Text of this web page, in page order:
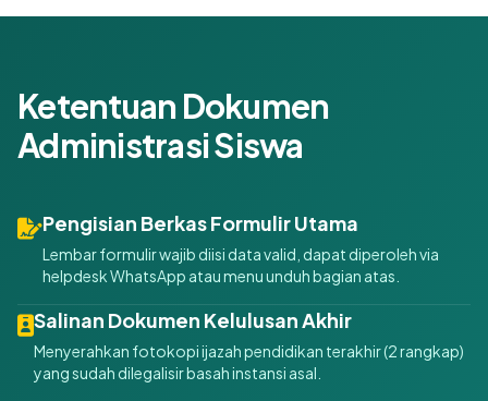
Ketentuan Dokumen
Administrasi Siswa
Pengisian Berkas Formulir Utama
Lembar formulir wajib diisi data valid, dapat diperoleh via
helpdesk WhatsApp atau menu unduh bagian atas.
Salinan Dokumen Kelulusan Akhir
Menyerahkan fotokopi ijazah pendidikan terakhir (2 rangkap)
yang sudah dilegalisir basah instansi asal.